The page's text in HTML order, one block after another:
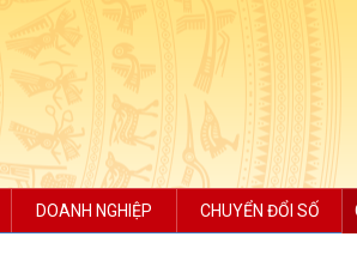
DOANH NGHIỆP CHUYỂN ĐỔI SỐ